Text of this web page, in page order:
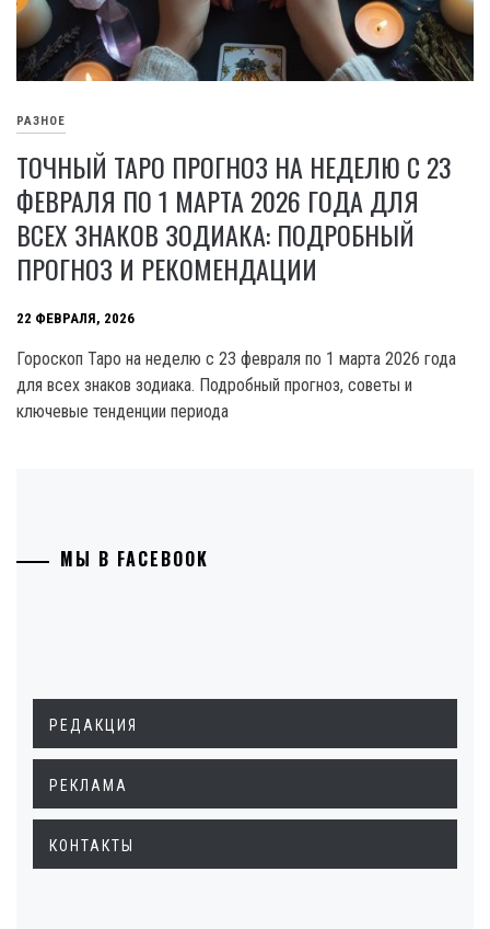
РАЗНОЕ
ТОЧНЫЙ ТАРО ПРОГНОЗ НА НЕДЕЛЮ С 23
ФЕВРАЛЯ ПО 1 МАРТА 2026 ГОДА ДЛЯ
ВСЕХ ЗНАКОВ ЗОДИАКА: ПОДРОБНЫЙ
ПРОГНОЗ И РЕКОМЕНДАЦИИ
22 ФЕВРАЛЯ, 2026
Гороскоп Таро на неделю с 23 февраля по 1 марта 2026 года
для всех знаков зодиака. Подробный прогноз, советы и
ключевые тенденции периода
МЫ В FACEBOOK
РЕДАКЦИЯ
РЕКЛАМА
КОНТАКТЫ